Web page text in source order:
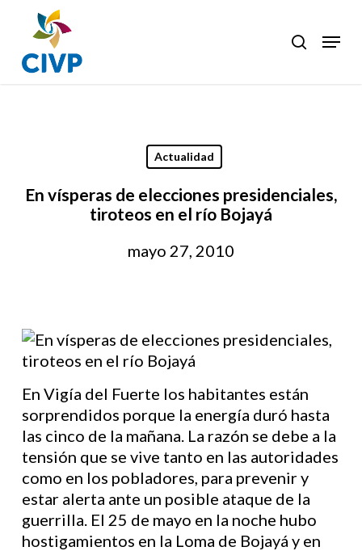
main
content
search
Menu
Actualidad
En vísperas de elecciones presidenciales,
tiroteos en el río Bojayá
mayo 27, 2010
En Vigía del Fuerte los habitantes están
sorprendidos porque la energía duró hasta
las cinco de la mañana. La razón se debe a la
tensión que se vive tanto en las autoridades
como en los pobladores, para prevenir y
estar alerta ante un posible ataque de la
guerrilla. El 25 de mayo en la noche hubo
hostigamientos en la Loma de Bojayá y en
Close